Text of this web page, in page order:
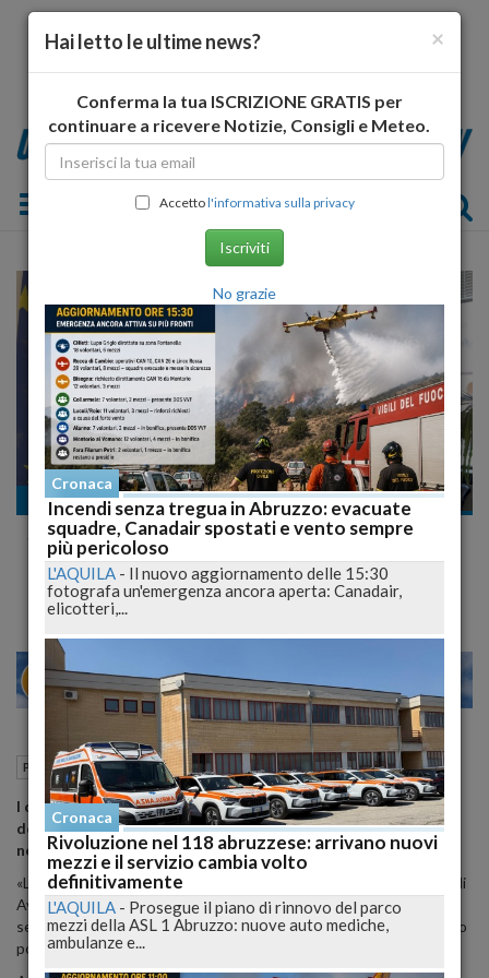
Toggle navigation
Politica
Scossa in Fratelli d’Italia, Lugini: "Ritrovare
subito il fronte comune"
MILANO 23
Politica Avezzano (AQ) 05 Luglio 2026 18:45
l consigliere regionale richiama unità, valori e responsabilità
dopo il voto di Avezzano, criticando personalismi e ritardi
nella ricomposizione politica interna al partito in Abruzzo.
«La ritrovata collaborazione tra
e il sindaco di
Avezzano Giovanni Di Pangraziorappresenta certamente un
segnale positivo. Resta però da comprendere perché non sia stato
possibile costruire questo dialogo prima delle elezioni».
×
Hai letto le ultime news?
Conferma la tua ISCRIZIONE GRATIS per
continuare a ricevere Notizie, Consigli e Meteo.
Accettol'informativa sulla privacy
Iscriviti
No grazie
Cronaca
Incendi senza tregua in Abruzzo: evacuate
squadre, Canadair spostati e vento sempre
più pericoloso
L'AQUILA - Il nuovo aggiornamento delle 15:30
fotografa un'emergenza ancora aperta: Canadair,
elicotteri,...
Cronaca
Rivoluzione nel 118 abruzzese: arrivano nuovi
mezzi e il servizio cambia volto
definitivamente
L'AQUILA - Prosegue il piano di rinnovo del parco
mezzi della ASL 1 Abruzzo: nuove auto mediche,
ambulanze e...